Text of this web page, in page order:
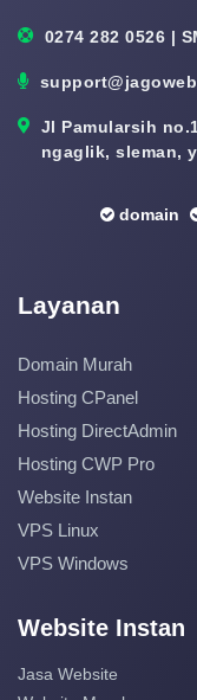
0274 282 0526 |
Jl Pamularsih
ngaglik, sleman,
domain
Layanan
Domain Murah
Hosting CPanel
Hosting DirectAdmin
Hosting CWP Pro
Website Instan
VPS Linux
VPS Windows
Website Instan
Jasa Website